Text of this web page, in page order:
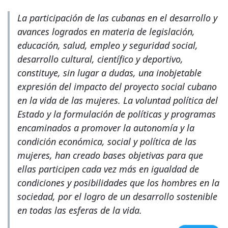
La participación de las cubanas en el desarrollo y
avances logrados en materia de legislación,
educación, salud, empleo y seguridad social,
desarrollo cultural, científico y deportivo,
constituye, sin lugar a dudas, una inobjetable
expresión del impacto del proyecto social cubano
en la vida de las mujeres. La voluntad política del
Estado y la formulación de políticas y programas
encaminados a promover la autonomía y la
condición económica, social y política de las
mujeres, han creado bases objetivas para que
ellas participen cada vez más en igualdad de
condiciones y posibilidades que los hombres en la
sociedad, por el logro de un desarrollo sostenible
en todas las esferas de la vida.